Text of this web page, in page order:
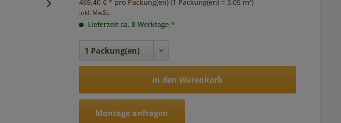
469,40 € * pro Packung(en) (1 Packung(en) = 3.05 m²)
inkl. MwSt.
Lieferzeit ca. 8 Werktage *
In den Warenkorb
Montage anfragen